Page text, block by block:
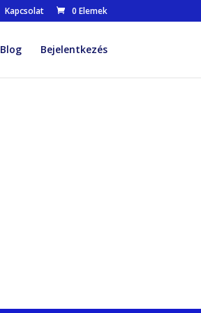
Kapcsolat 0 Elemek
Blog Bejelentkezés